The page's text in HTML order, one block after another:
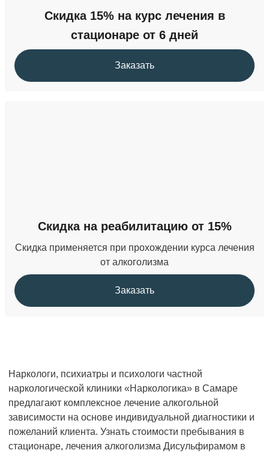
Скидка 15% на курс лечения в
стационаре от 6 дней
Заказать
Скидка на реабилитацию от 15%
Скидка применяется при прохождении курса лечения
от алкоголизма
Заказать
Наркологи, психиатры и психологи частной
наркологической клиники «Наркологика» в Самаре
предлагают комплексное лечение алкогольной
зависимости на основе индивидуальной диагностики и
пожеланий клиента. Узнать стоимости пребывания в
стационаре, лечения алкоголизма Дисульфирамом в